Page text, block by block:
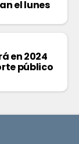
el lunes
en 2024
público